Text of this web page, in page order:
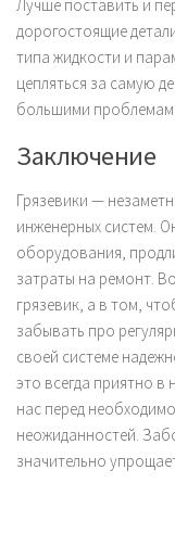
Лучше поставить и
дорогостоящие
типа жидкости и
цепляться за самую
большими
Заключение
Грязевики —
инженерных систем.
оборудования,
затраты на ремонт.
грязевик, а в том,
забывать про
своей системе
это всегда приятно в
нас перед
неожиданностей.
значительно